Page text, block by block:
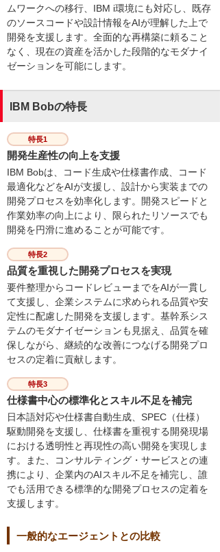
ムワークへの移行、IBM i環境にも対応し、既存
のソースコードや設計情報をAIが理解した上で
開発を支援します。全面的な再構築に頼ること
なく、現在の資産を活かした段階的なモダナイ
ゼーションを可能にします。
IBM Bobの特長
特長1
開発生産性の向上を支援
IBM Bobは、コード生成や仕様書作成、コード
最適化などをAIが支援し、設計から実装までの
開発プロセスを効率化します。開発スピードと
作業効率の向上により、限られたリソースでも
開発を円滑に進めることが可能です。
特長2
品質を重視した開発プロセスを実現
要件整理からコードレビューまでをAIが一貫し
て支援し、企業システムに求められる品質や安
定性に配慮した開発を支援します。基幹系シス
テムのモダナイゼーションも見据え、品質を確
保しながら、継続的な改善につなげる開発プロ
セスの定着に貢献します。
特長3
仕様書中心の標準化とスキル不足を補完
日本語対応や仕様書自動生成、SPEC（仕様）
駆動開発を支援し、仕様書を重視する開発現場
における透明性と再現性の高い開発を実現しま
す。また、コンサルティング・サービスとの連
携により、企業内のAIスキル不足を補完し、誰
でも活用できる標準的な開発プロセスの定着を
支援します。
一般的なエージェントとの比較